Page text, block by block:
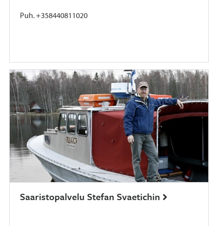
Puh. +358440811020
Saaristopalvelu Stefan Svaetichin